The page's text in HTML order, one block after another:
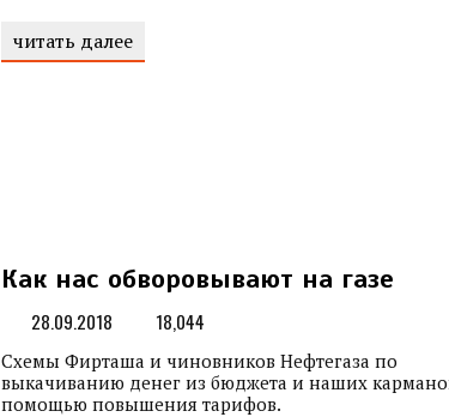
читать далее
Как нас обворовывают на газе
28.09.2018 18,044
Схемы Фирташа и чиновников Нефтегаза по
выкачиванию денег из бюджета и наших
помощью повышения тарифов.